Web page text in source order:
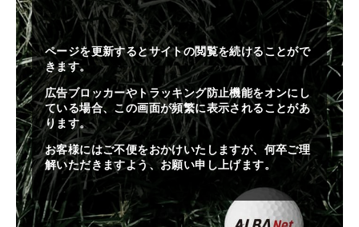
ページを更新するとサイトの閲覧を続けることがで
きます。
広告ブロッカーやトラッキング防止機能をオンにし
ている場合、この画面が頻繁に表示されることがあ
ります。
お客様にはご不便をおかけいたしますが、何卒ご理
解いただきますよう、お願い申し上げます。